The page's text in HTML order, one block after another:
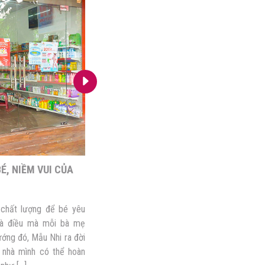
NIỀM VUI CỦA
lượng để bé yêu
điều mà mỗi bà mẹ
đó, Mẫu Nhi ra đời
mình có thể hoàn